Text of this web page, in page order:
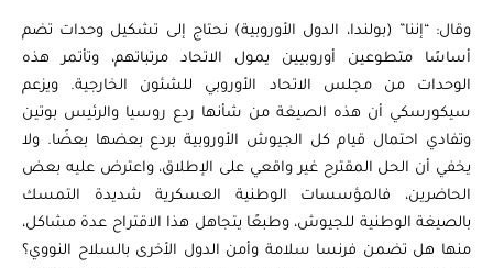
وقال: “إننا” (بولندا، الدول الأوروبية) نحتاج إلى تشكيل وحدات تضم
أساسًا متطوعين أوروبيين يمول الاتحاد مرتباتهم، وتأتمر هذه
الوحدات من مجلس الاتحاد الأوروبي للشئون الخارجية. ويزعم
سيكورسكي أن هذه الصيغة من شأنها ردع روسيا والرئيس بوتين
وتفادي احتمال قيام كل الجيوش الأوروبية بردع بعضها بعضًا. ولا
يخفي أن الحل المقترح غير واقعي على الإطلاق، واعترض عليه بعض
الحاضرين، فالمؤسسات الوطنية العسكرية شديدة التمسك
بالصيغة الوطنية للجيوش، وطبعًا يتجاهل هذا الاقتراح عدة مشاكل،
منها هل تضمن فرنسا سلامة وأمن الدول الأخرى بالسلاح النووي؟